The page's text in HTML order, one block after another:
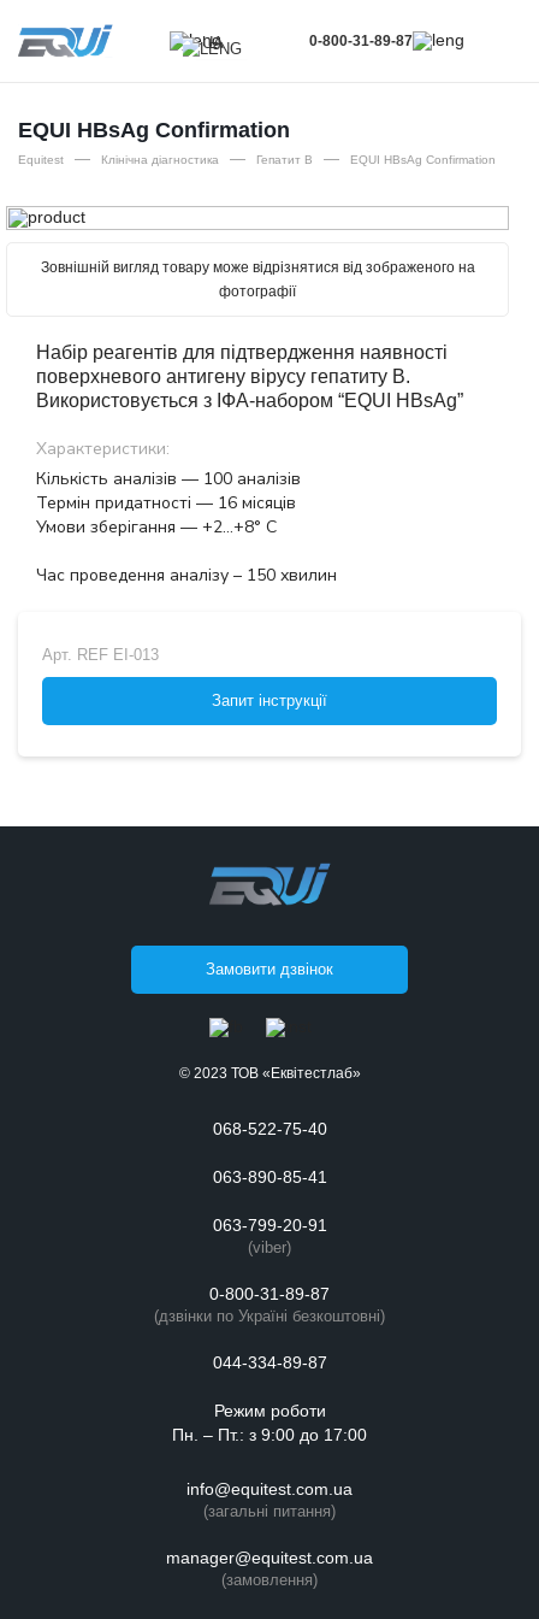
UA
EN
RU
0-800-31-89-87
EQUI HBsAg Confirmation
Equitest — Клінічна діагностика — Гепатит В — EQUI HBsAg Confirmation
Зовнішній вигляд товару може відрізнятися від зображеного на
фотографії
Набір реагентів для підтвердження наявності
поверхневого антигену вірусу гепатиту B.
Використовується з ІФА-набором “EQUI HBsAg”
Характеристики:
Кількість аналізів — 100 аналізів
Термін придатності — 16 місяців
Умови зберігання — +2…+8° С
Час проведення аналізу – 150 хвилин
Арт. REF EI-013
Запит інструкції
Замовити дзвінок
© 2023 ТОВ «Еквітестлаб»
068-522-75-40
063-890-85-41
063-799-20-91
(viber)
0-800-31-89-87
(дзвінки по Україні безкоштовні)
044-334-89-87
Режим роботи
Пн. – Пт.: з 9:00 до 17:00
info@equitest.com.ua
(загальні питання)
manager@equitest.com.ua
(замовлення)